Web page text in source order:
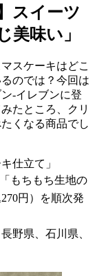
スイーツ
美味い」
スケーキはどこ
のでは？今回は
-イレブンに登
たところ、クリ
くなる商品でし
仕立て」
もちもち生地の
円）を順次発
野県、石川県、